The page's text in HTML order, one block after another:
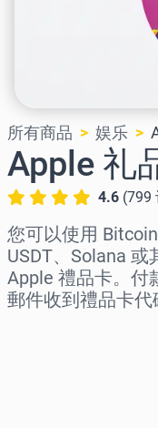
所有商品 娱乐
Apple 礼
4.6 (799
您可以使用 Bitcoin
USDT、Solana
Apple 禮品卡。付
郵件收到禮品卡代